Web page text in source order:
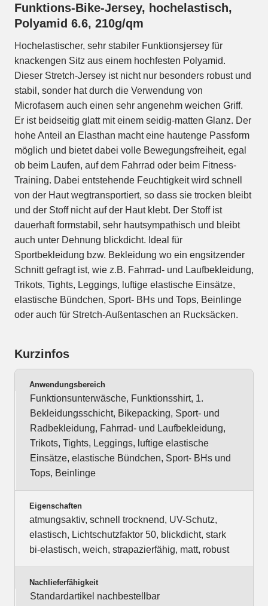
Funktions-Bike-Jersey, hochelastisch,
Polyamid 6.6, 210g/qm
Hochelastischer, sehr stabiler Funktionsjersey für
knackengen Sitz aus einem hochfesten Polyamid.
Dieser Stretch-Jersey ist nicht nur besonders robust und
stabil, sonder hat durch die Verwendung von
Microfasern auch einen sehr angenehm weichen Griff.
Er ist beidseitig glatt mit einem seidig-matten Glanz. Der
hohe Anteil an Elasthan macht eine hautenge Passform
möglich und bietet dabei volle Bewegungsfreiheit, egal
ob beim Laufen, auf dem Fahrrad oder beim Fitness-
Training. Dabei entstehende Feuchtigkeit wird schnell
von der Haut wegtransportiert, so dass sie trocken bleibt
und der Stoff nicht auf der Haut klebt. Der Stoff ist
dauerhaft formstabil, sehr hautsympathisch und bleibt
auch unter Dehnung blickdicht. Ideal für
Sportbekleidung bzw. Bekleidung wo ein engsitzender
Schnitt gefragt ist, wie z.B. Fahrrad- und Laufbekleidung,
Trikots, Tights, Leggings, luftige elastische Einsätze,
elastische Bündchen, Sport- BHs und Tops, Beinlinge
oder auch für Stretch-Außentaschen an Rucksäcken.
Kurzinfos
Anwendungsbereich
Funktionsunterwäsche, Funktionsshirt, 1.
Bekleidungsschicht, Bikepacking, Sport- und
Radbekleidung, Fahrrad- und Laufbekleidung,
Trikots, Tights, Leggings, luftige elastische
Einsätze, elastische Bündchen, Sport- BHs und
Tops, Beinlinge
Eigenschaften
atmungsaktiv, schnell trocknend, UV-Schutz,
elastisch, Lichtschutzfaktor 50, blickdicht, stark
bi-elastisch, weich, strapazierfähig, matt, robust
Nachlieferfähigkeit
Standardartikel nachbestellbar